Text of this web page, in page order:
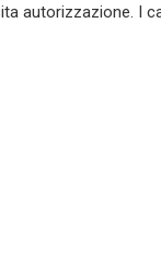
autorizzazione. I